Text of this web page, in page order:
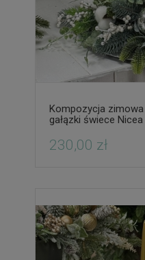
Kompozycja
gałązki świece
230,00 zł